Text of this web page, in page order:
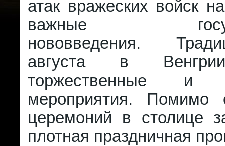
атак вражеских войск
важные
нововведения.
августа в
торжественные и
мероприятия. Помимо
церемоний в столице
плотная праздничная